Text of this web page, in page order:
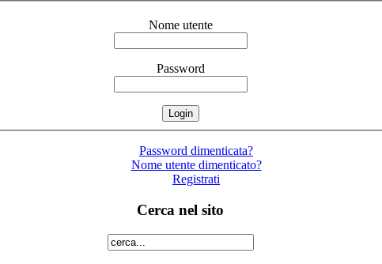
Nome utente
Password
Password dimenticata?
Nome utente dimenticato?
Registrati
Cerca nel sito